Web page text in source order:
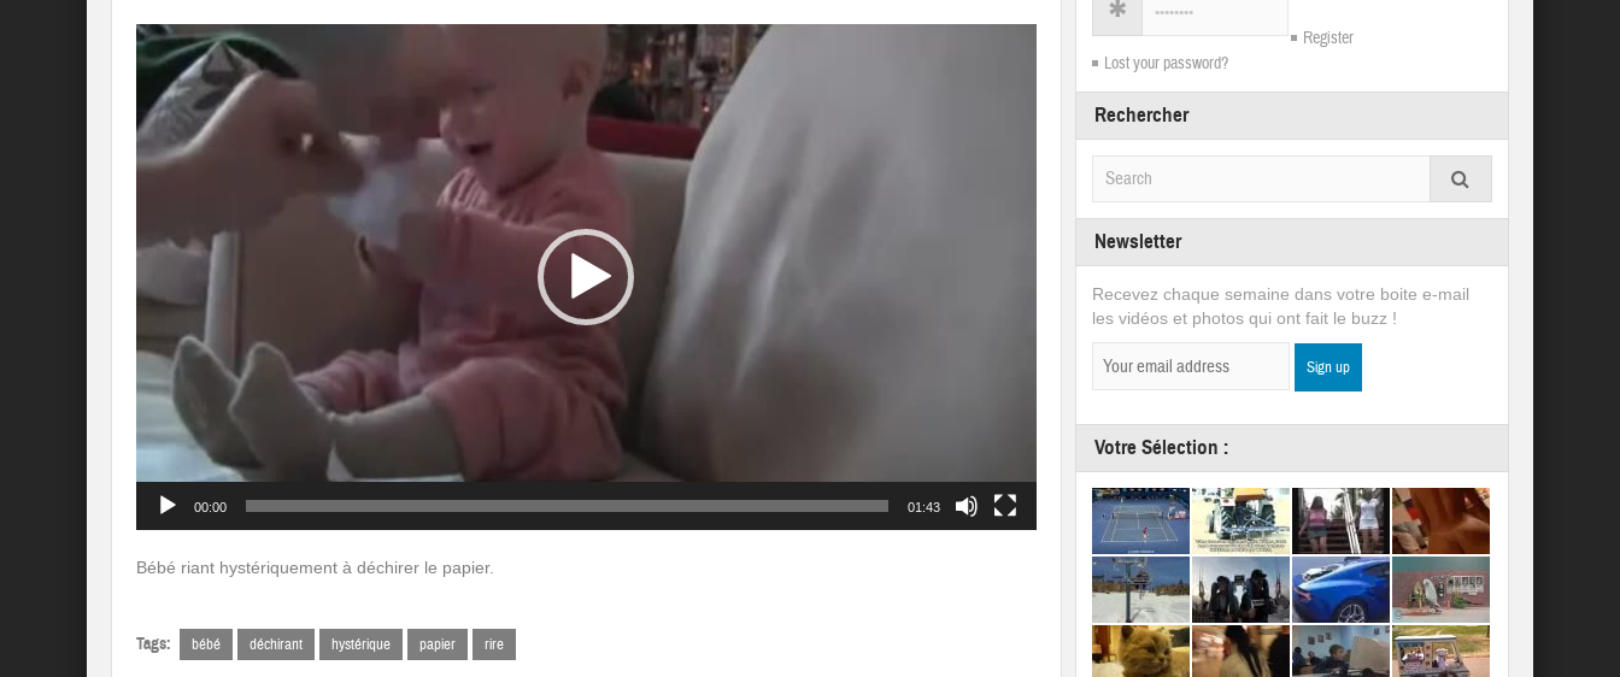
Lecteur
vidéo
00:00 01:43
Bébé riant hystériquement à déchirer le papier.
Tags: bébé déchirant hystérique papier rire
Register
Lost your password?
Rechercher
Newsletter
Recevez chaque semaine dans votre boite e-mail
les vidéos et photos qui ont fait le buzz !
Votre Sélection :